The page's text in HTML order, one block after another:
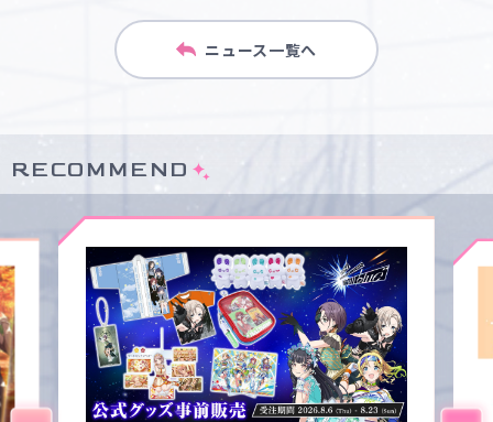
ニュース一覧へ
RECOMMEND